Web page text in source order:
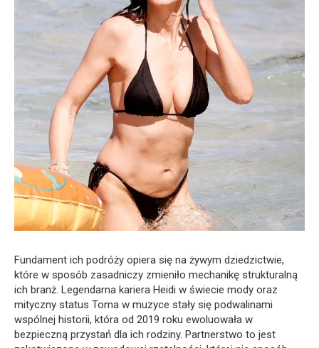
Fundament ich podróży opiera się na żywym dziedzictwie,
które w sposób zasadniczy zmieniło mechanikę strukturalną
ich branż. Legendarna kariera Heidi w świecie mody oraz
mityczny status Toma w muzyce stały się podwalinami
wspólnej historii, która od 2019 roku ewoluowała w
bezpieczną przystań dla ich rodziny. Partnerstwo to jest